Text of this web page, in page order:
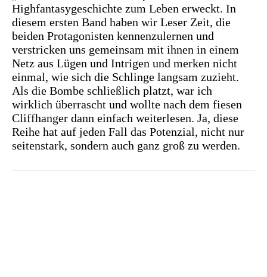
Highfantasygeschichte zum Leben erweckt. In
diesem ersten Band haben wir Leser Zeit, die
beiden Protagonisten kennenzulernen und
verstricken uns gemeinsam mit ihnen in einem
Netz aus Lügen und Intrigen und merken nicht
einmal, wie sich die Schlinge langsam zuzieht.
Als die Bombe schließlich platzt, war ich
wirklich überrascht und wollte nach dem fiesen
Cliffhanger dann einfach weiterlesen. Ja, diese
Reihe hat auf jeden Fall das Potenzial, nicht nur
seitenstark, sondern auch ganz groß zu werden.